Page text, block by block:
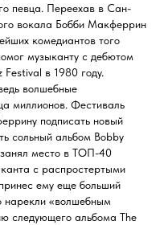
певца. Переехав в Сан-
вокала Бобби Макферрин
комедиантов того
музыканту с дебютом
в 1980 году.
волшебные
миллионов. Фестиваль
подписать новый
сольный альбом Bobby
занял место в ТОП-40
с распростертыми
ему еще больший
нарекли «волшебным
следующего альбома The